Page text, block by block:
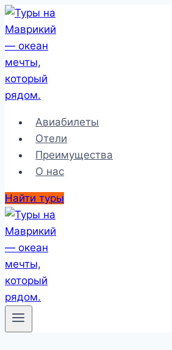
Перейти
к
содержимому
Авиабилеты
Отели
Преимущества
О нас
Найти туры